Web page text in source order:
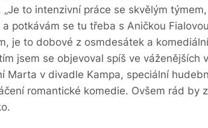
„Je to intenzivní práce se skvělým
a potkávám se tu třeba s Aničkou
je to dobové z osmdesátek a
jsem se objevoval spíš ve váženějších
Marta v divadle Kampa, speciální
romantické komedie. Ovšem rád by